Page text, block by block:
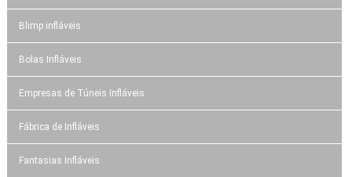
Blimp infláveis
Bolas Infláveis
Empresas de Túneis Infláveis
Fábrica de Infláveis
Fantasias Infláveis